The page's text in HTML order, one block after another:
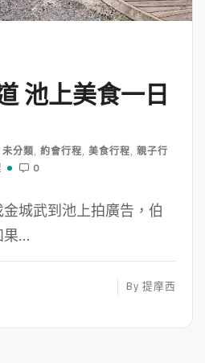
池上美食一日
未分類, 約會行程, 美食行程, 親子行
0
城武到池上拍廣告，伯
...
By 提摩西